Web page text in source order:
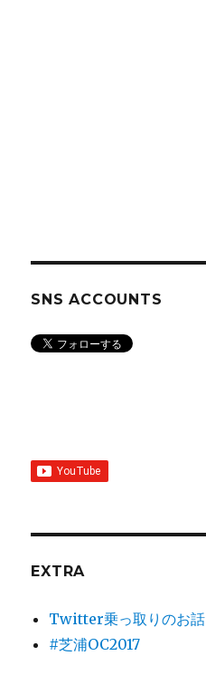
SNS ACCOUNTS
EXTRA
Twitter乗っ取りのお話
#芝浦OC2017